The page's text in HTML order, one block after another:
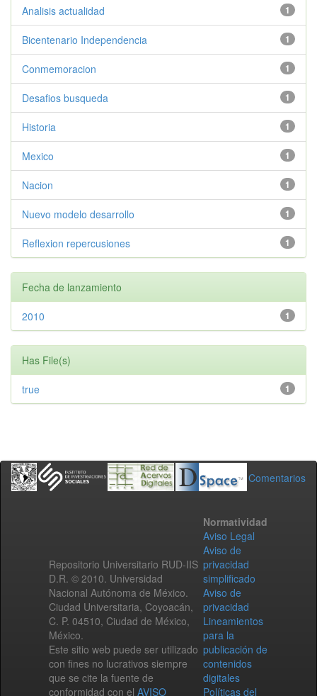
1
Analisis actualidad
1
Bicentenario Independencia
1
Conmemoracion
1
Desafios busqueda
1
Historia
1
Mexico
1
Nacion
1
Nuevo modelo desarrollo
1
Reflexion repercusiones
Fecha de lanzamiento
1
2010
Has File(s)
1
true
Comentarios
Repositorio Universitario RUD-IIS
D.R. © 2010. Universidad
Nacional Autónoma de México.
Ciudad Universitaria, Coyoacán,
C. P. 04510, Ciudad de México,
México.
Este sitio web puede ser utilizado
con fines no lucrativos siempre
que se cite la fuente de
conformidad con el AVISO
Normatividad
Aviso Legal
Aviso de
privacidad
simplificado
Aviso de
privacidad
Lineamientos
para la
publicación de
contenidos
digitales
Políticas del